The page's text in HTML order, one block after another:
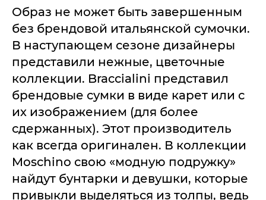
Образ не может быть завершенным
без брендовой итальянской сумочки.
В наступающем сезоне дизайнеры
представили нежные, цветочные
коллекции. Braccialini представил
брендовые сумки в виде карет или с
их изображением (для более
сдержанных). Этот производитель
как всегда оригинален. В коллекции
Moschino свою «модную подружку»
найдут бунтарки и девушки, которые
привыкли выделяться из толпы, ведь